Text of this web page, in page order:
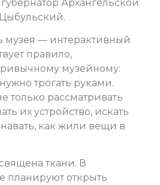
Архангельской
музея — интерактивный
правило,
музейному:
трогать руками.
только рассматривать
их устройство, искать
как жили вещи в
ткани. В
планируют открыть